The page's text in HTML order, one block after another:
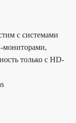
с системами
только с HD-